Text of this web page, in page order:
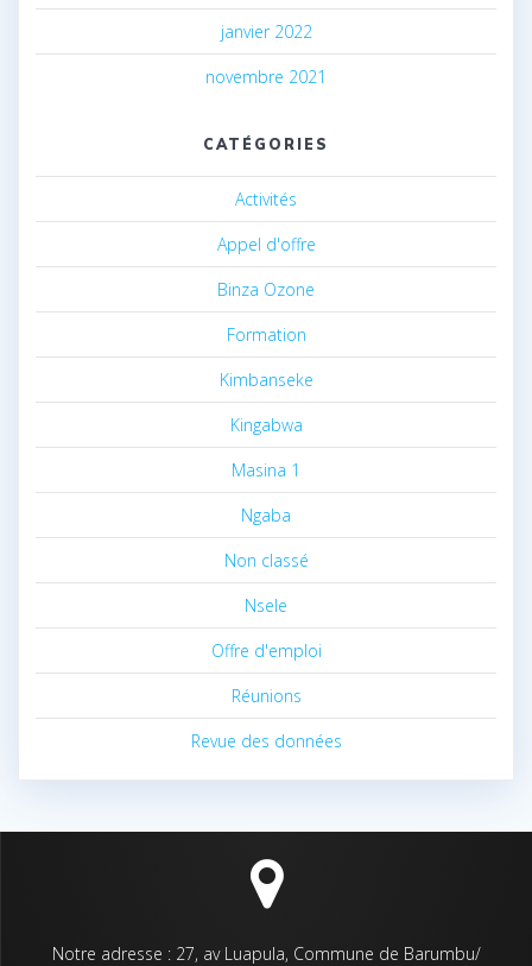
janvier 2022
novembre 2021
CATÉGORIES
Activités
Appel d'offre
Binza Ozone
Formation
Kimbanseke
Kingabwa
Masina 1
Ngaba
Non classé
Nsele
Offre d'emploi
Réunions
Revue des données
Notre adresse : 27, av Luapula, Commune de Barumbu/